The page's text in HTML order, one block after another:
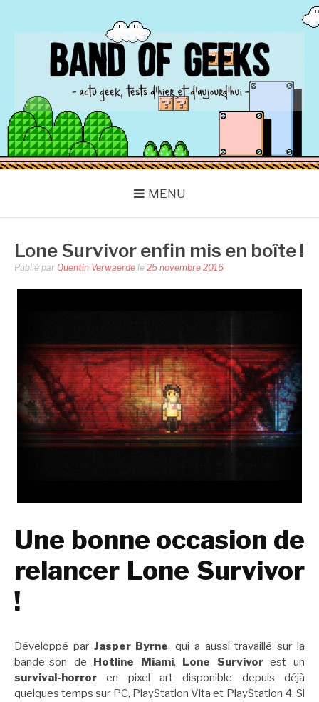
BAND OF GEEKS
Actu Geek d'hier et d'aujourd'hui
MENU
Lone Survivor enfin mis en boîte !
Publié par Quentin Verwaerde le 25 novembre 2016
Une bonne occasion de
relancer Lone Survivor
!
Développé par Jasper Byrne, qui a aussi travaillé sur la
bande-son de Hotline Miami, Lone Survivorest un
survival-horror en pixel art disponible depuis déjà
quelques temps sur PC, PlayStation Vita et PlayStation 4. Si